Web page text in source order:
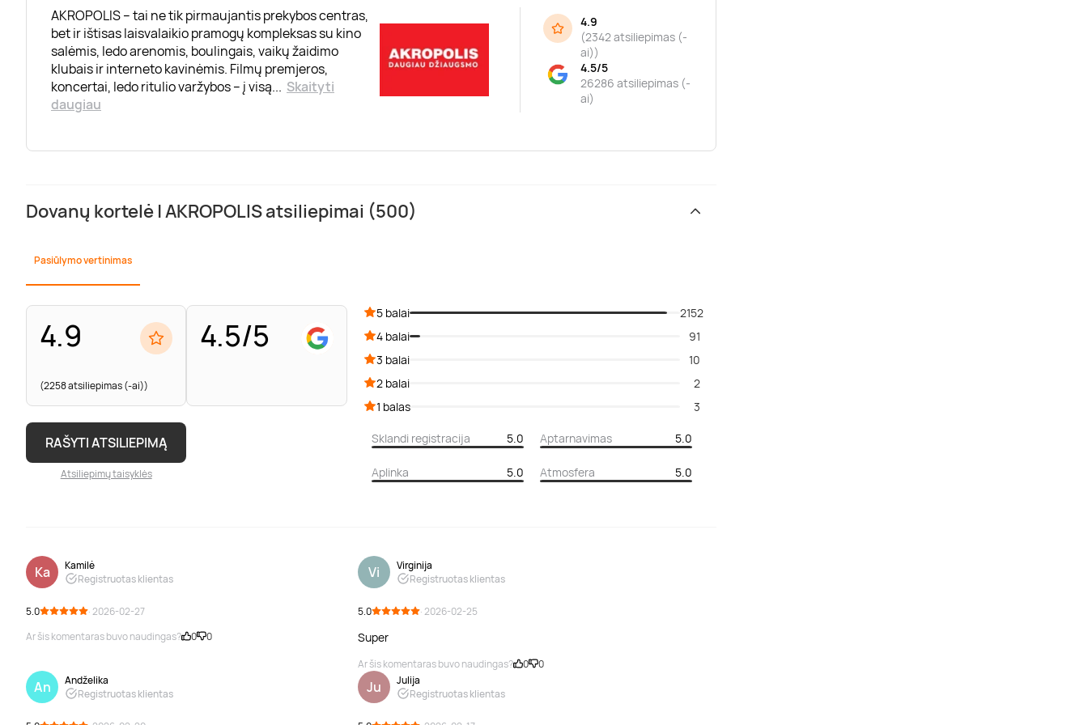
AKROPOLIS – tai ne tik pirmaujantis prekybos centras,
bet ir ištisas laisvalaikio pramogų kompleksas su kino
salėmis, ledo arenomis, boulingais, vaikų žaidimo
klubais ir interneto kavinėmis. Filmų premjeros,
koncertai, ledo ritulio varžybos – į visą... Skaityti
daugiau
4.9
(2342 atsiliepimas (-
ai))
4.5/5
26286 atsiliepimas (-
ai)
Dovanų kortelė | AKROPOLIS atsiliepimai (500)
Pasiūlymo vertinimas
4.9
(2258 atsiliepimas (-ai))
4.5/5
RAŠYTI ATSILIEPIMĄ
Atsiliepimų taisyklės
5 balai
2152
4 balai
91
3 balai
10
2 balai
2
1 balas
3
Sklandi registracija 5.0 Aptarnavimas 5.0
Aplinka 5.0 Atmosfera 5.0
Ka
Kamilė
Registruotas klientas
5.0
· 2026-02-27
Ar šis komentaras buvo naudingas?
0 0
Vi
Virginija
Registruotas klientas
5.0 · 2026-02-25
Super
Ar šis komentaras buvo naudingas? 0 0
An
Andželika
Registruotas klientas
Ju
Julija
Registruotas klientas